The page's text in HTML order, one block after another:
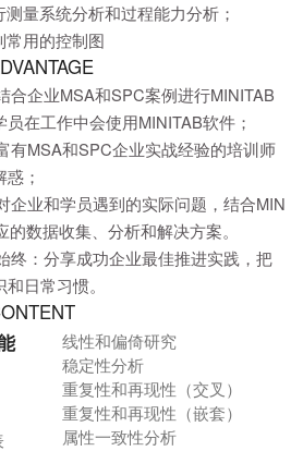
量系统分析和过程能力分析；
常用的控制图
合企业MSA和SPC案例进行MINITAB
在工作中会使用MINITAB软件；
有MSA和SPC企业实战经验的培训师
；
企业和学员遇到的实际问题，结合MIN
数据收集、分析和解决方案。
终：分享成功企业最佳推进实践，把
日常习惯。
线性和偏倚研究
稳定性分析
重复性和再现性（交叉）
重复性和再现性（嵌套）
属性一致性分析